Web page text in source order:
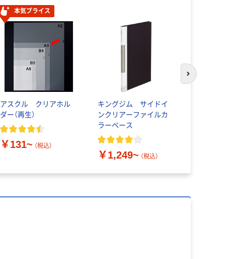
本気プライス
アスクル クリアホル
ダー（再生）
￥131~ （税込）
キングジム サイドイ
ンクリアーファイルカ
ラーベース
￥1,249~ （税込）
次のスライド